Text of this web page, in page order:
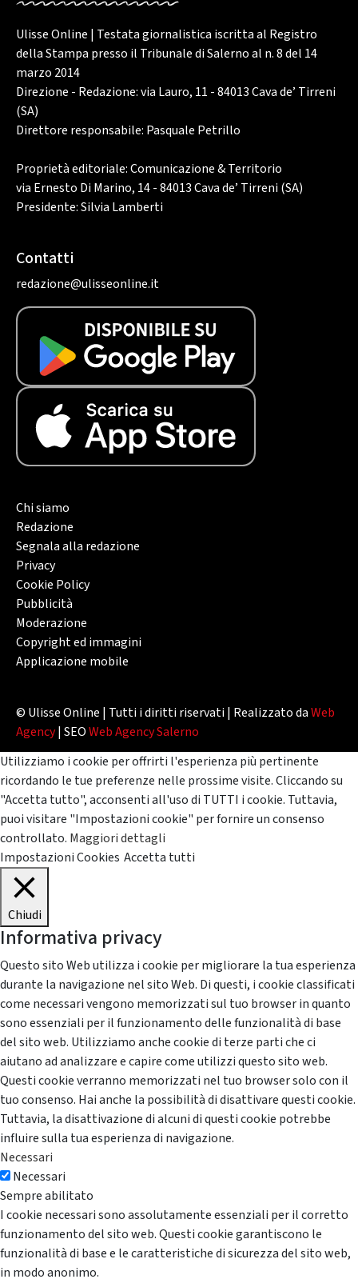
Ulisse Online | Testata giornalistica iscritta al Registro
della Stampa presso il Tribunale di Salerno al n. 8 del 14
marzo 2014
Direzione - Redazione: via Lauro, 11 - 84013 Cava de’ Tirreni
(SA)
Direttore responsabile: Pasquale Petrillo
Proprietà editoriale: Comunicazione & Territorio
via Ernesto Di Marino, 14 - 84013 Cava de’ Tirreni (SA)
Presidente: Silvia Lamberti
Contatti
redazione@ulisseonline.it
Chi siamo
Redazione
Segnala alla redazione
Privacy
Cookie Policy
Pubblicità
Moderazione
Copyright ed immagini
Applicazione mobile
© Ulisse Online | Tutti i diritti riservati | Realizzato daWeb
Agency| SEOWeb Agency Salerno
Utilizziamo i cookie per offrirti l'esperienza più pertinente
ricordando le tue preferenze nelle prossime visite. Cliccando su
"Accetta tutto", acconsenti all'uso di TUTTI i cookie. Tuttavia,
puoi visitare "Impostazioni cookie" per fornire un consenso
controllato. Maggiori dettagli
Impostazioni Cookies Accetta tutti
Chiudi
Informativa privacy
Questo sito Web utilizza i cookie per migliorare la tua esperienza
durante la navigazione nel sito Web. Di questi, i cookie classificati
come necessari vengono memorizzati sul tuo browser in quanto
sono essenziali per il funzionamento delle funzionalità di base
del sito web. Utilizziamo anche cookie di terze parti che ci
aiutano ad analizzare e capire come utilizzi questo sito web.
Questi cookie verranno memorizzati nel tuo browser solo con il
tuo consenso. Hai anche la possibilità di disattivare questi cookie.
Tuttavia, la disattivazione di alcuni di questi cookie potrebbe
influire sulla tua esperienza di navigazione.
Necessari
Necessari
Sempre abilitato
I cookie necessari sono assolutamente essenziali per il corretto
funzionamento del sito web. Questi cookie garantiscono le
funzionalità di base e le caratteristiche di sicurezza del sito web,
in modo anonimo.